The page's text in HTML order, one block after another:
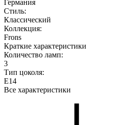
Германия
Стиль:
Классический
Коллекция:
Frons
Краткие характеристики
Количество ламп:
3
Тип цоколя:
E14
Все характеристики